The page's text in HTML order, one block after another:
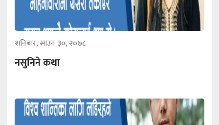
शनिबार, साउन ३०, २०७८
नसुनिने कथा